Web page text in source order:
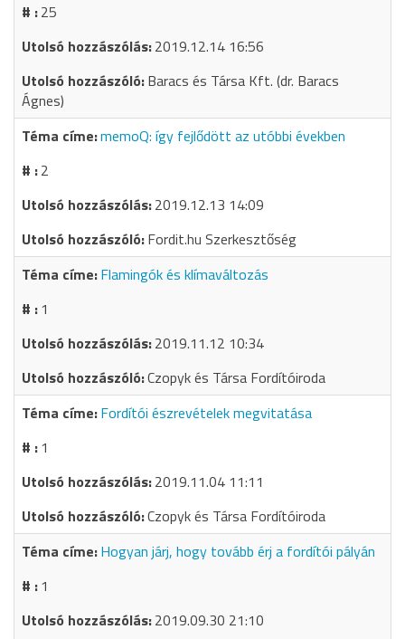
25
2019.12.14 16:56
Baracs és Társa Kft. (dr. Baracs
Ágnes)
memoQ: így fejlődött az utóbbi években
2
2019.12.13 14:09
Fordit.hu Szerkesztőség
Flamingók és klímaváltozás
1
2019.11.12 10:34
Czopyk és Társa Fordítóiroda
Fordítói észrevételek megvitatása
1
2019.11.04 11:11
Czopyk és Társa Fordítóiroda
Hogyan járj, hogy tovább érj a fordítói pályán
1
2019.09.30 21:10